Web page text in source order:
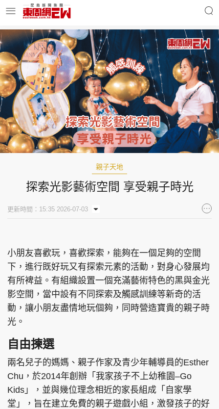
明星名人 時事財經
東周Ladies 優享生活
東周食玩通 會員活動
玄學靈異 東周專欄
東周刊 cazbuyer 東Touch
頭條日報 星島環球 The Standard
親子天地
探索光影藝術空間 享受親子時光
更新時間：15:35 2026-07-03
小朋友喜歡玩，喜歡探索，能夠在一個足夠的空間
下，進行既好玩又有探索元素的活動，對身心發展均
有所裨益。有組織設置一個充滿藝術特色的黑與金光
影空間，當中設有不同探索及觸感訓練等新奇的活
動，讓小朋友盡情地玩個夠，同時營造寶貴的親子時
光。
自由揀選
兩名兒子的媽媽、親子作家及青少年輔導員的Esther
Chu，於2014年創辦「我家孩子不上幼稚園–Go
Kids」，並與幾位理念相近的家長組成「自家學
堂」，旨在建立免費的親子遊戲小組，激發孩子的好